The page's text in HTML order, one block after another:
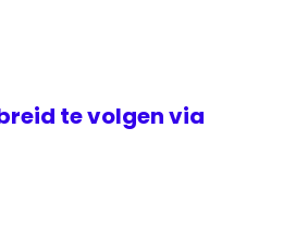
te volgen via